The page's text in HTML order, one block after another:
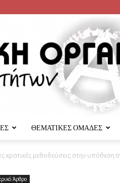
ΘΕΜΑΤΙΚΕΣ ΟΜΑΔΕΣ
κρατικές μεθοδεύσεις στην
Άρθρο